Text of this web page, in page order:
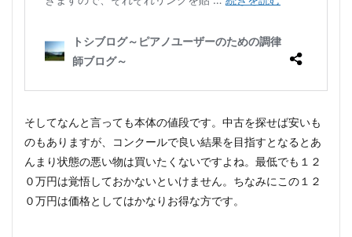
そしてなんと言っても本体の値段です。中古を探せば安いも
のもありますが、コンクールで良い結果を目指すとなるとあ
んまり状態の悪い物は買いたくないですよね。最低でも１２
０万円は覚悟しておかないといけません。ちなみにこの１２
０万円は価格としてはかなりお得な方です。